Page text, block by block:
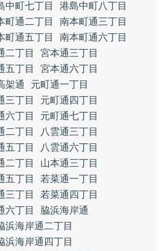
中町七丁目
港島中町八丁目
町通二丁目
南本町通三丁目
町通五丁目
南本町通六丁目
二丁目
宮本通三丁目
五丁目
宮本通六丁目
架通
元町通一丁目
三丁目
元町通四丁目
六丁目
元町通七丁目
二丁目
八雲通三丁目
五丁目
八雲通六丁目
二丁目
山本通三丁目
五丁目
若菜通一丁目
三丁目
若菜通四丁目
六丁目
脇浜海岸通
浜海岸通二丁目
浜海岸通四丁目